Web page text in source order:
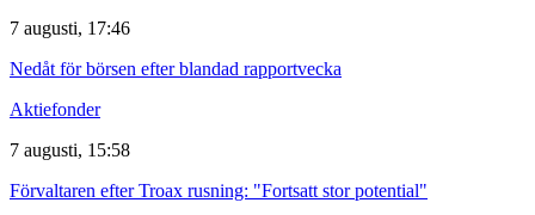
7 augusti, 17:46
Nedåt för börsen efter blandad rapportvecka
Aktiefonder
7 augusti, 15:58
Förvaltaren efter Troax rusning: "Fortsatt stor potential"